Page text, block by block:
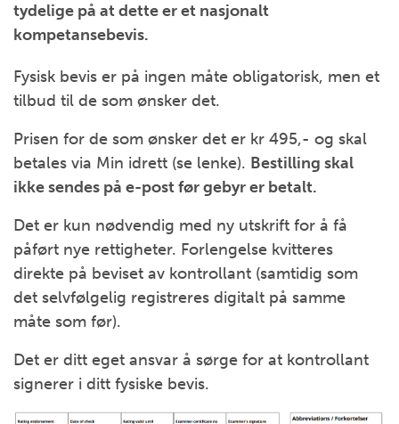
tydelige på at dette er et nasjonalt
kompetansebevis.
Fysisk bevis er på ingen måte obligatorisk, men et
tilbud til de som ønsker det.
Prisen for de som ønsker det er kr 495,- og skal
betales via Min idrett (se lenke). Bestilling skal
ikke sendes på e-post før gebyr er betalt.
Det er kun nødvendig med ny utskrift for å få
påført nye rettigheter. Forlengelse kvitteres
direkte på beviset av kontrollant (samtidig som
det selvfølgelig registreres digitalt på samme
måte som før).
Det er ditt eget ansvar å sørge for at kontrollant
signerer i ditt fysiske bevis.